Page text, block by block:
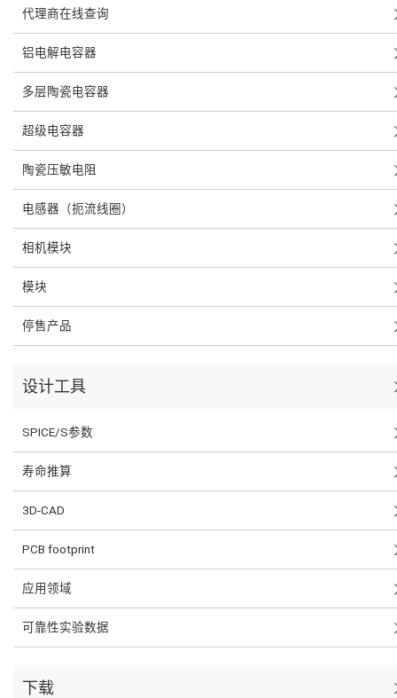
代理商在线查询
铝电解电容器
多层陶瓷电容器
超级电容器
陶瓷压敏电阻
电感器（扼流线圈）
相机模块
模块
停售产品
设计工具
SPICE/S参数
寿命推算
3D-CAD
PCB footprint
应用领域
可靠性实验数据
下载